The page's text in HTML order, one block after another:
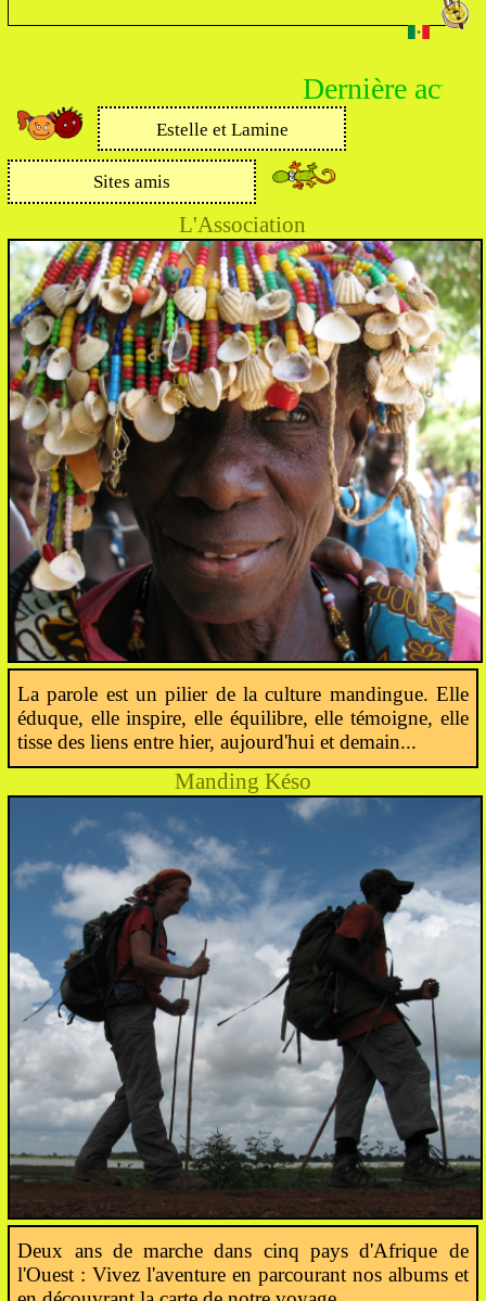
Dernière
Estelle et Lamine
Sites amis
L'Association
La parole est un pilier de la culture mandingue. Elle
éduque, elle inspire, elle équilibre, elle témoigne, elle
tisse des liens entre hier, aujourd'hui et demain...
Manding Késo
Deux ans de marche dans cinq pays d'Afrique de
l'Ouest : Vivez l'aventure en parcourant nos albums et